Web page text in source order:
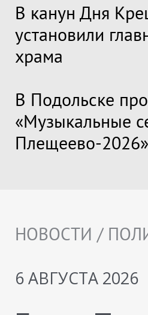
В канун Дня
установили
храма
В Подольске
«Музыкальные
Плещеево-2026»
НОВОСТИ /
6 АВГУСТА 2026